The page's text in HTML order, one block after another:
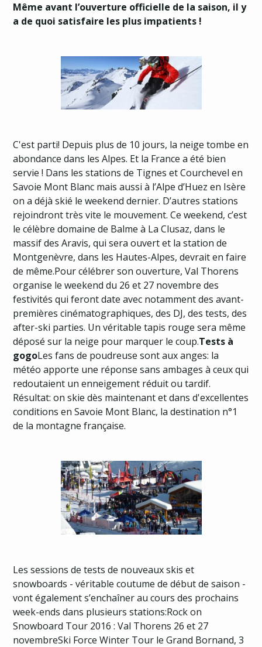
Même avant l’ouverture officielle de la saison, il y
a de quoi satisfaire les plus impatients !
C'est parti! Depuis plus de 10 jours, la neige tombe en
abondance dans les Alpes. Et la France a été bien
servie ! Dans les stations de Tignes et Courchevel en
Savoie Mont Blanc mais aussi à l’Alpe d’Huez en Isère
on a déjà skié le weekend dernier. D’autres stations
rejoindront très vite le mouvement. Ce weekend, c’est
le célèbre domaine de Balme à La Clusaz, dans le
massif des Aravis, qui sera ouvert et la station de
Montgenèvre, dans les Hautes-Alpes, devrait en faire
de même.Pour célébrer son ouverture, Val Thorens
organise le weekend du 26 et 27 novembre des
festivités qui feront date avec notamment des avant-
premières cinématographiques, des DJ, des tests, des
after-ski parties. Un véritable tapis rouge sera même
déposé sur la neige pour marquer le coup.Tests à
gogoLes fans de poudreuse sont aux anges: la
météo apporte une réponse sans ambages à ceux qui
redoutaient un enneigement réduit ou tardif.
Résultat: on skie dès maintenant et dans d'excellentes
conditions en Savoie Mont Blanc, la destination n°1
de la montagne française.
Les sessions de tests de nouveaux skis et
snowboards - véritable coutume de début de saison -
vont également s’enchaîner au cours des prochains
week-ends dans plusieurs stations:Rock on
Snowboard Tour 2016 : Val Thorens 26 et 27
novembreSki Force Winter Tour le Grand Bornand, 3